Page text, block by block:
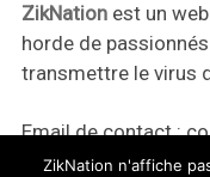
ZikNationest un
horde de
transmettre le virus
Email de contact :
ZikNation n'affiche